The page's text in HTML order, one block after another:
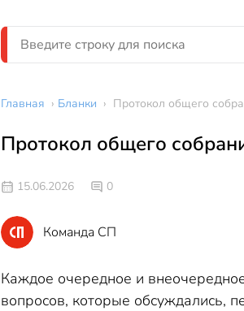
Главная › Бланки › Протокол общего
Протокол общего
15.06.2026 0
Команда СП
Каждое очередное и
вопросов, которые обсуждались,